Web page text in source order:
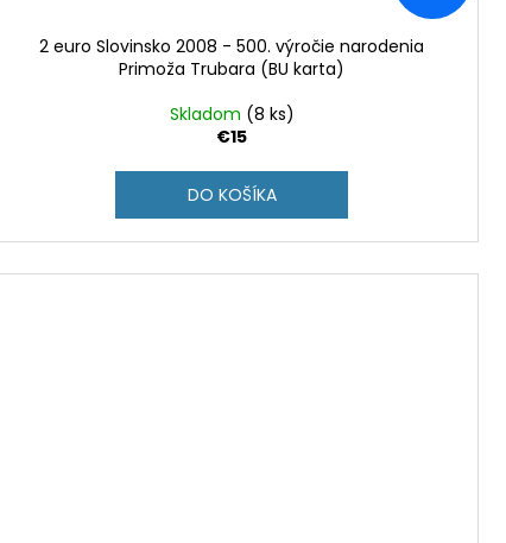
2 euro Slovinsko 2008 - 500. výročie narodenia
Primoža Trubara (BU karta)
Skladom (8 ks)
€15
DO KOŠÍKA